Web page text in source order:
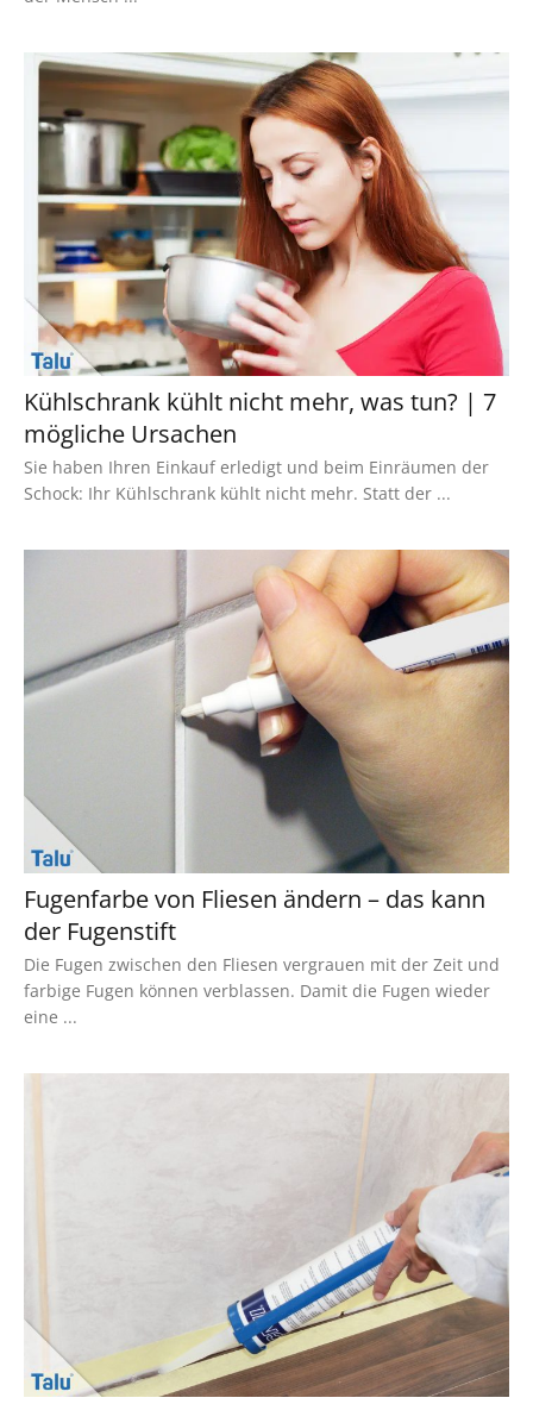
Kühlschrank kühlt nicht mehr, was tun? | 7
mögliche Ursachen
Sie haben Ihren Einkauf erledigt und beim Einräumen der
Schock: Ihr Kühlschrank kühlt nicht mehr. Statt der ...
Fugenfarbe von Fliesen ändern – das kann
der Fugenstift
Die Fugen zwischen den Fliesen vergrauen mit der Zeit und
farbige Fugen können verblassen. Damit die Fugen wieder
eine ...